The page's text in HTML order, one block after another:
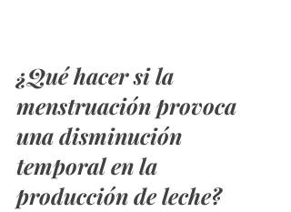
¿Qué hacer si la
menstruación provoca
una disminución
temporal en la
producción de leche?